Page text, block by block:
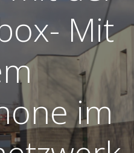
Mit
im